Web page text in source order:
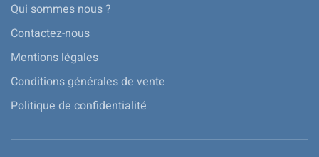
Qui sommes nous ?
Contactez-nous
Mentions légales
Conditions générales de vente
Politique de confidentialité